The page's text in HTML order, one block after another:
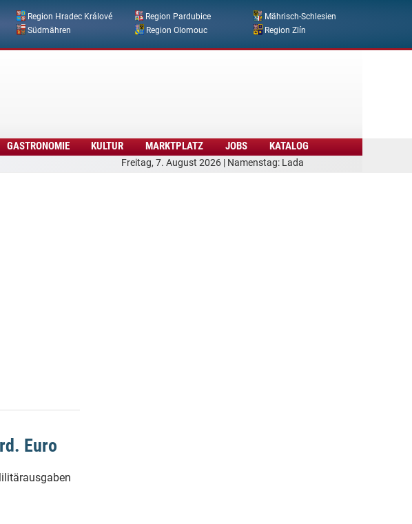
Region Hradec Králové Region Pardubice
Mährisch-Schlesien
Südmähren Region Olomouc Region Zlín
Freitag, 7. August 2026 | Namenstag: Lada
GASTRONOMIE KULTUR MARKTPLATZ JOBS KATALOG
Euro